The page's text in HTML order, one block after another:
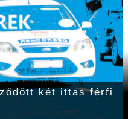
két ittas férfi